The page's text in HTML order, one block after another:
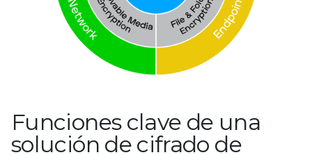
Funciones clave de una
solución de cifrado de